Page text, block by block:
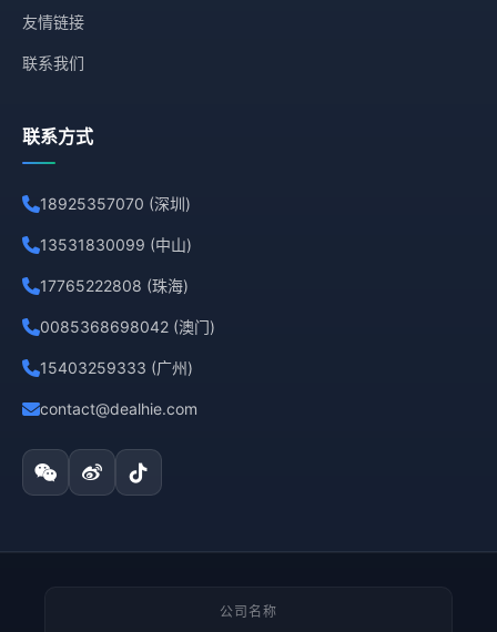
友情链接
联系我们
联系方式
18925357070 (深圳)
13531830099 (中山)
17765222808 (珠海)
0085368698042 (澳门)
15403259333 (广州)
contact@dealhie.com
公司名称